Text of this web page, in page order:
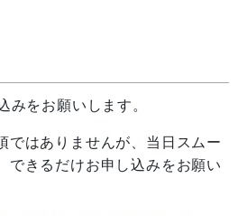
をお願いします。
はありませんが、当日スムー
できるだけお申し込みをお願い